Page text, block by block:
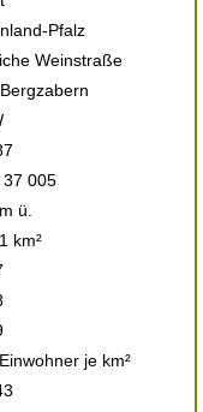
Pfalz
Weinstraße
37 005
ü.
km²
je km²